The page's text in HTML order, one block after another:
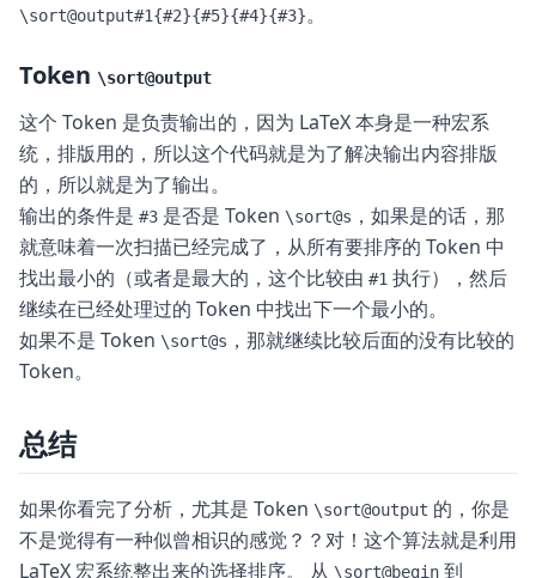
\sort@output#1{#2}{#5}{#4}{#3}。
Token \sort@output
这个 Token 是负责输出的，因为 LaTeX 本身是一种宏系
统，排版用的，所以这个代码就是为了解决输出内容排版
的，所以就是为了输出。
输出的条件是 #3 是否是 Token \sort@s ，如果是的话，那
就意味着一次扫描已经完成了，从所有要排序的 Token 中
找出最小的（或者是最大的，这个比较由 #1 执行），然后
继续在已经处理过的 Token 中找出下一个最小的。
如果不是 Token \sort@s ，那就继续比较后面的没有比较的
Token。
总结
如果你看完了分析，尤其是 Token \sort@output 的，你是
不是觉得有一种似曾相识的感觉？？对！这个算法就是利用
LaTeX 宏系统整出来的选择排序。 从 \sort@begin 到